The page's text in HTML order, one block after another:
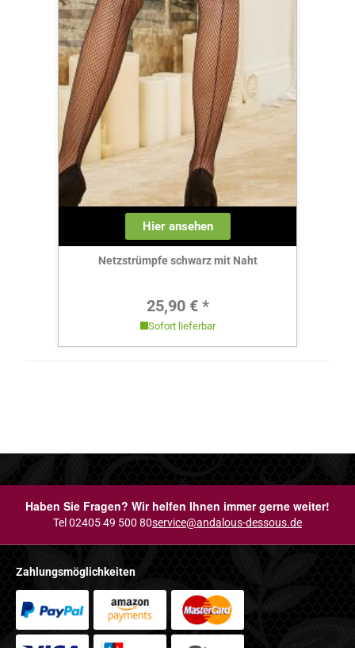
Hier ansehen
Netzstrümpfe schwarz mit Naht
Regulärer Preis:
25,90 € *
Sofort lieferbar
Haben Sie Fragen? Wir helfen Ihnen immer gerne weiter!
Tel 02405 49 500 80service@andalous-dessous.de
Zahlungsmöglichkeiten